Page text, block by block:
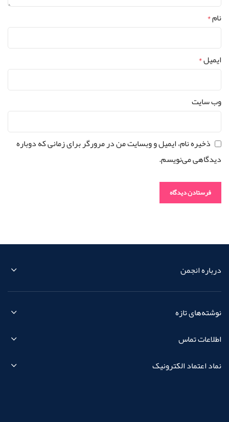
نام*
ایمیل*
وب‌ سایت
ذخیره نام، ایمیل و وبسایت من در مرورگر برای زمانی که دوباره
دیدگاهی می‌نویسم.
درباره انجمن
نوشته‌های تازه
اطلاعات تماس
نماد اعتماد الکترونیک